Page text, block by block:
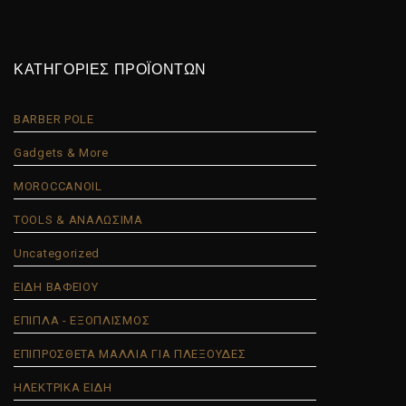
ΚΑΤΗΓΟΡΙΕΣ ΠΡΟΪΟΝΤΩΝ
BARBER POLE
Gadgets & More
MOROCCANOIL
TOOLS & ΑΝΑΛΩΣΙΜΑ
Uncategorized
ΕΙΔΗ ΒΑΦΕΙΟΥ
ΕΠΙΠΛΑ - ΕΞΟΠΛΙΣΜΟΣ
ΕΠΙΠΡΟΣΘΕΤΑ ΜΑΛΛΙΑ ΓΙΑ ΠΛΕΞΟΥΔΕΣ
ΗΛΕΚΤΡΙΚΑ ΕΙΔΗ